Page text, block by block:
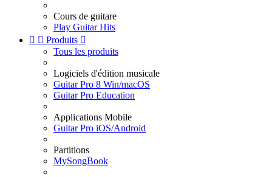
Cours de guitare
Play Guitar Hits
  Produits 
Tous les produits
Logiciels d'édition musicale
Guitar Pro 8 Win/macOS
Guitar Pro Education
Applications Mobile
Guitar Pro iOS/Android
Partitions
MySongBook